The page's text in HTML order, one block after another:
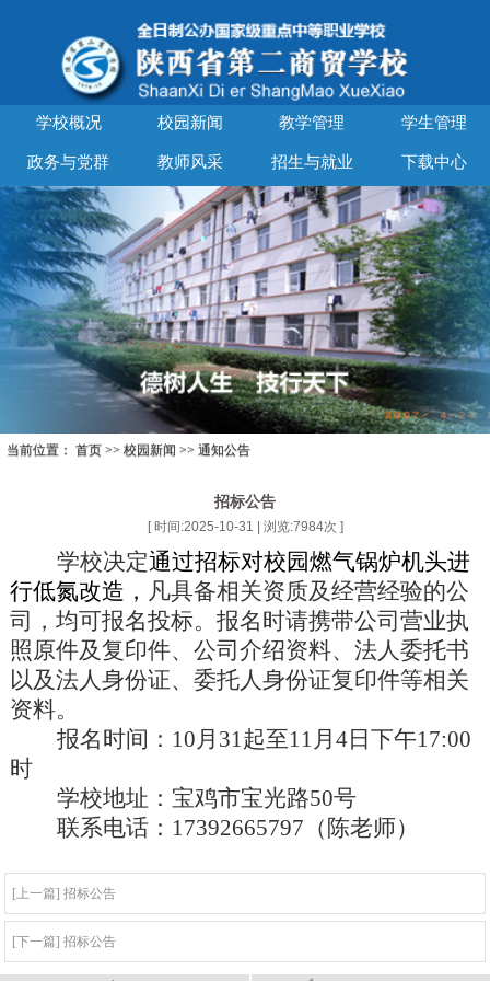
学校概况 校园新闻 教学管理 学生管理
政务与党群 教师风采 招生与就业 下载中心
当前位置： 首页 >> 校园新闻 >> 通知公告
招标公告
[ 时间:2025-10-31 | 浏览:7984次 ]
学校决定通过招标对校园燃气锅炉机头进
行低氮改造， 凡具备相关资质及经营经验的公
司，均可报名投标。报名时请携带公司营业执
照原件及复印件、公司介绍资料、法人委托书
以及法人身份证、委托人身份证复印件等相关
资料。
报名时间： 10月31起至11月4日下午17:00
时
学校地址：宝鸡市宝光路50号
联系电话： 17392665797（陈老师）
[上一篇] 招标公告
[下一篇] 招标公告